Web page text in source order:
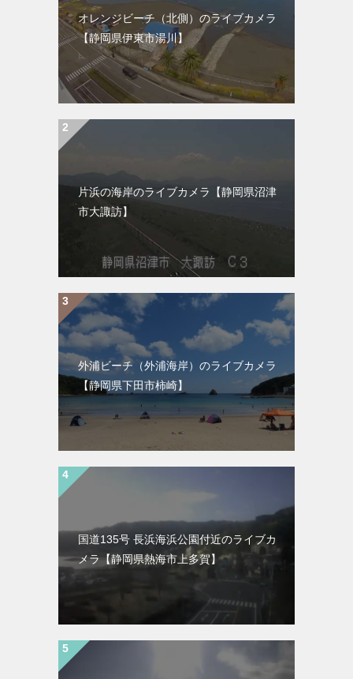
オレンジビーチ（北側）のライブカメラ
【静岡県伊東市湯川】
片浜の海岸のライブカメラ【静岡県沼津
市大諏訪】
外浦ビーチ（外浦海岸）のライブカメラ
【静岡県下田市柿崎】
国道135号 長浜海浜公園付近のライブカ
メラ【静岡県熱海市上多賀】